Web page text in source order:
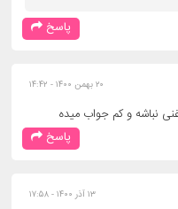
پاسخ
۲۰ بهمن ۱۴۰۰ - ۱۴:۴۲
نباشه و کم جواب میده
پاسخ
۱۳ آذر ۱۴۰۰ - ۱۷:۵۸